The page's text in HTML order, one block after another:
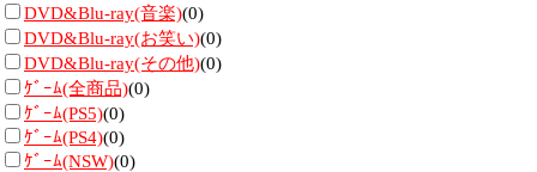
DVD&Blu-ray(音楽)(0)
DVD&Blu-ray(お笑い)(0)
DVD&Blu-ray(その他)(0)
ｹﾞｰﾑ(全商品)(0)
ｹﾞｰﾑ(PS5)(0)
ｹﾞｰﾑ(PS4)(0)
ｹﾞｰﾑ(NSW)(0)